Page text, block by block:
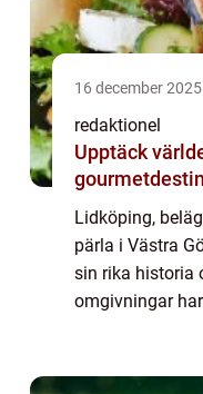
16 december 2025
redaktionel
Upptäck
Lidköping,
pärla i Västra
sin rika historia
omgivningar